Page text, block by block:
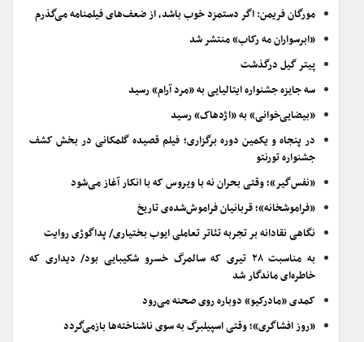
مورگان فریمن: اگر دستمزد خوب باشد، از ضعف‌های فیلمنامه می‌گذرم
«ابرسواران مه رکاب» منتشر شد
پیتر گیل درگذشت
سه جایزه جشنواره ایتالیایی به «مرد آرام» رسید
«بیضایی‌خوانی» به «اژدهاک» رسید
در پنجاه و یکمین دوره برگزاری؛ فیلم قصیده گلمکانی در بخش کشف
جشنواره تورنتو
«نفس‌گیر»؛ وقتی بحران نه با ویروس که با انکار آغاز می‌شود
«فراموشخانه»؛ قربانیان فراموش‌شده‌ی تاریخ
نگاهی نقادانه بر تجربه تئاتر تعاملی ایوب بختیاری/ پداگوژی روایت
به مناسبت ۲۸ تیری که سالمرگ خسرو شکیبایی بود/ دیداری که
خاطره‌ای ماندگار شد
کمدی «مادرکیو» دوباره روی صحنه می‌رود
«روز افشاگری»؛ وقتی اسپیلبرگ به سوی ناشناخته‌ها بازمی‌گردد